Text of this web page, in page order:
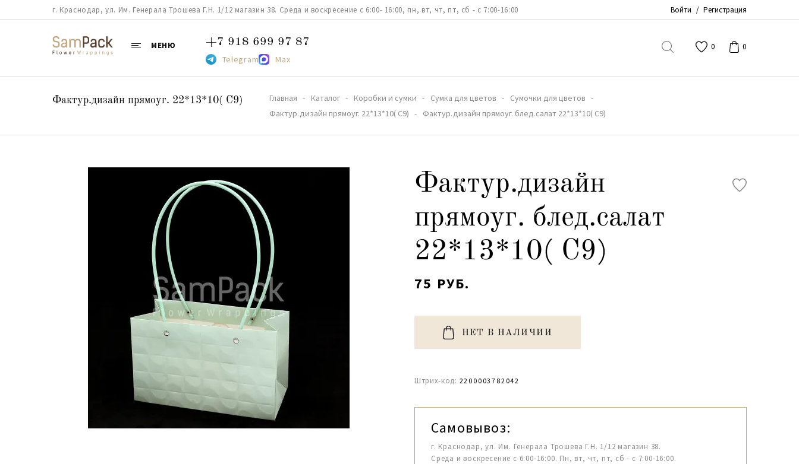
г. Краснодар, ул. Им. Генерала Трошева Г.Н. 1/12 магазин 38. Среда и воскресение с 6:00- 16:00, пн, вт, чт, пт, сб - с 7:00-16:00 Войти / Регистрация
МЕНЮ +7 918 699 97 87
Telegram Max
0 0
Фактур.дизайн прямоуг. 22*13*10( С9) Главная Каталог Коробки и сумки Сумка для цветов
Сумочки для цветов
Фактур.дизайн прямоуг. 22*13*10( С9)
Фактур.дизайн прямоуг. блед.салат 22*13*10( С9)
Фактур.дизайн
прямоуг. блед.салат
22*13*10( С9)
75 РУБ.
НЕТ В НАЛИЧИИ
Штрих-код: 2200003782042
Самовывоз:
г. Краснодар, ул. Им. Генерала Трошева Г.Н. 1/12 магазин 38.
Среда и воскресение с 6:00-16:00. Пн, вт, чт, пт, сб - с 7:00-16:00.